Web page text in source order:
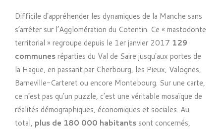
Difficile d’appréhender les dynamiques de la Manche sans
s’arrêter sur l’Agglomération du Cotentin. Ce « mastodonte
territorial » regroupe depuis le 1er janvier 2017 129
communesréparties du Val de Saire jusqu’aux portes de
la Hague, en passant par Cherbourg, les Pieux, Valognes,
Barneville-Carteret ou encore Montebourg. Sur une carte,
ce n’est pas qu’un puzzle, c’est une véritable mosaïque de
réalités démographiques, économiques et sociales. Au
total, plus de 180 000 habitants sont concernés,